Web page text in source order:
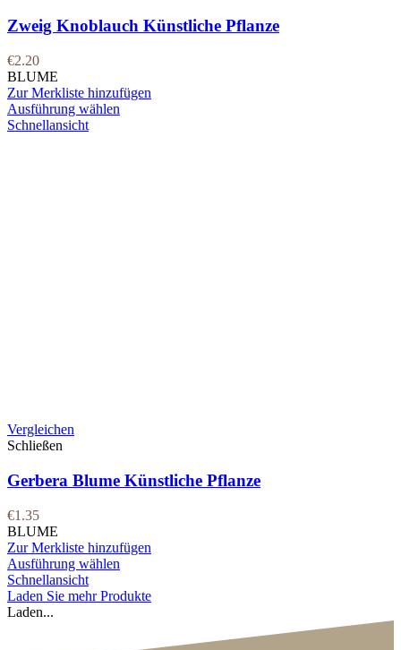
Zweig Knoblauch Künstliche Pflanze
€2.20
BLUME
Zur Merkliste hinzufügen
Ausführung wählen
Schnellansicht
Vergleichen
Schließen
Gerbera Blume Künstliche Pflanze
€1.35
BLUME
Zur Merkliste hinzufügen
Ausführung wählen
Schnellansicht
Laden Sie mehr Produkte
Laden...